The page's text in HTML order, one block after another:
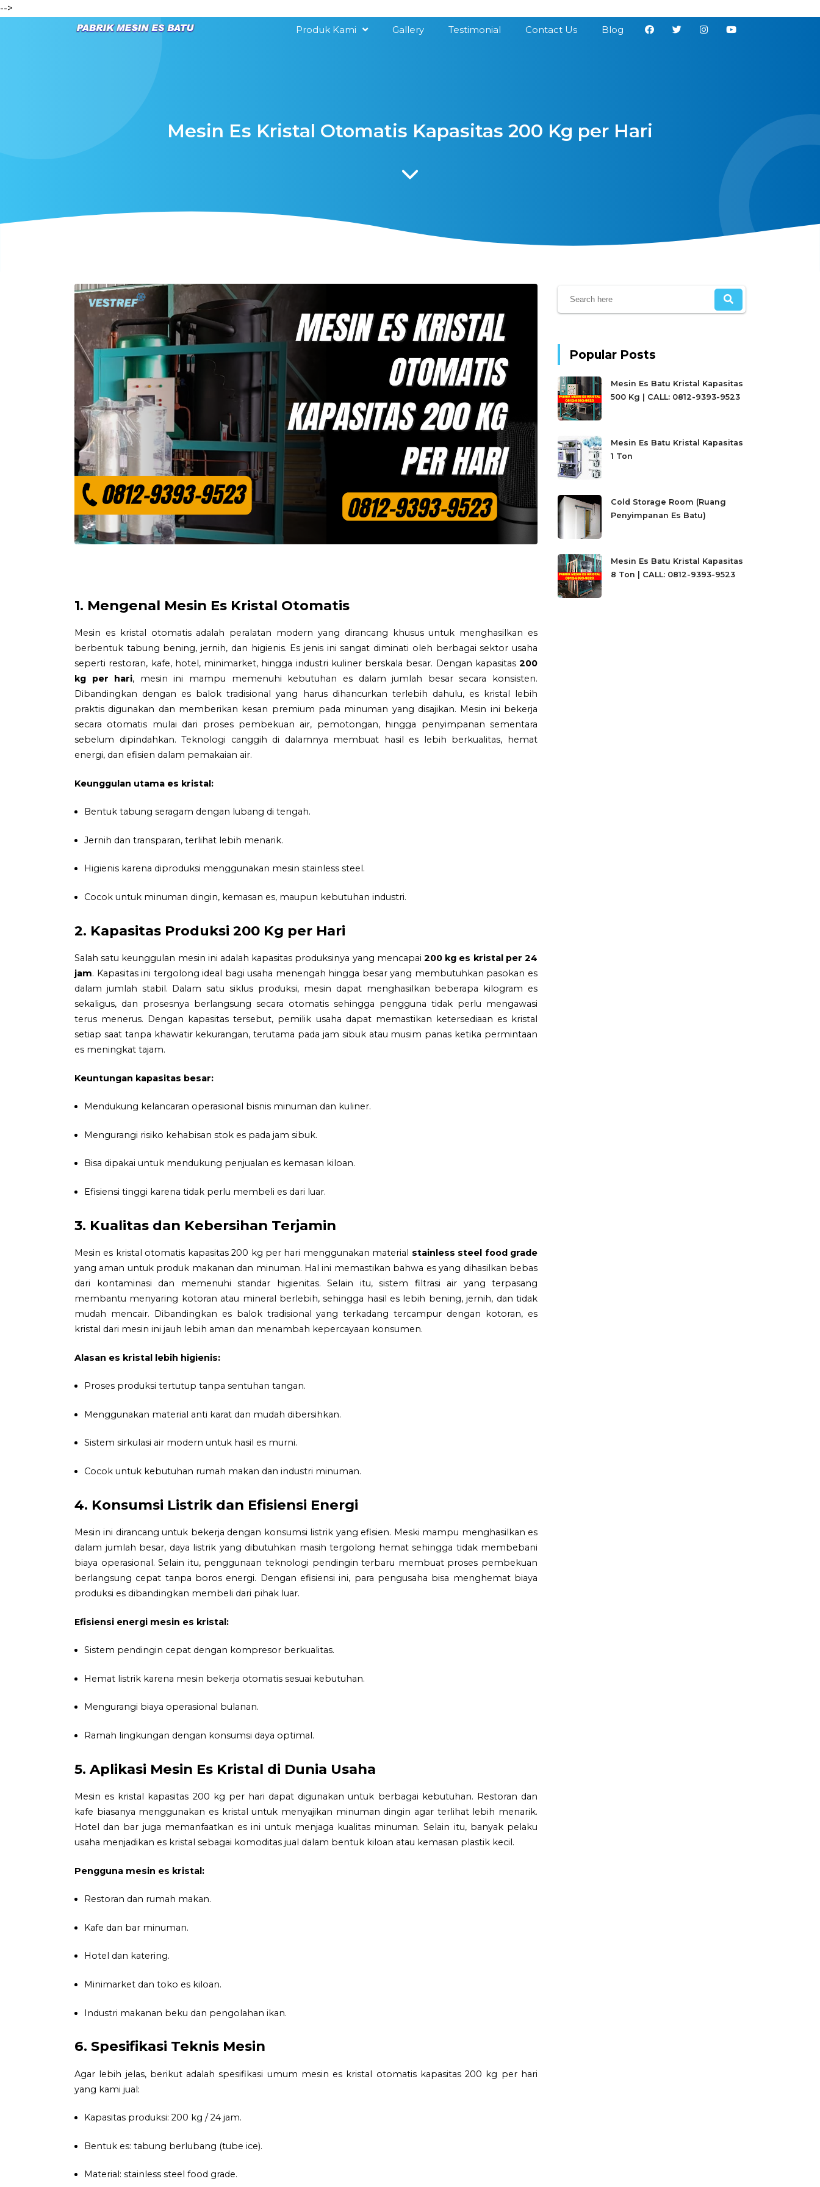
-->
Produk Kami
Gallery Testimonial Contact Us Blog
Mesin Es Kristal Otomatis Kapasitas 200 Kg per Hari
1. Mengenal Mesin Es Kristal Otomatis
Mesin es kristal otomatis adalah peralatan modern yang dirancang khusus untuk menghasilkan es
berbentuk tabung bening, jernih, dan higienis. Es jenis ini sangat diminati oleh berbagai sektor usaha
seperti restoran, kafe, hotel, minimarket, hingga industri kuliner berskala besar. Dengan kapasitas 200
kg per hari, mesin ini mampu memenuhi kebutuhan es dalam jumlah besar secara konsisten.
Dibandingkan dengan es balok tradisional yang harus dihancurkan terlebih dahulu, es kristal lebih
praktis digunakan dan memberikan kesan premium pada minuman yang disajikan. Mesin ini bekerja
secara otomatis mulai dari proses pembekuan air, pemotongan, hingga penyimpanan sementara
sebelum dipindahkan. Teknologi canggih di dalamnya membuat hasil es lebih berkualitas, hemat
energi, dan efisien dalam pemakaian air.
Keunggulan utama es kristal:
Bentuk tabung seragam dengan lubang di tengah.
Jernih dan transparan, terlihat lebih menarik.
Higienis karena diproduksi menggunakan mesin stainless steel.
Cocok untuk minuman dingin, kemasan es, maupun kebutuhan industri.
2. Kapasitas Produksi 200 Kg per Hari
Salah satu keunggulan mesin ini adalah kapasitas produksinya yang mencapai 200 kg es kristal per 24
jam. Kapasitas ini tergolong ideal bagi usaha menengah hingga besar yang membutuhkan pasokan es
dalam jumlah stabil. Dalam satu siklus produksi, mesin dapat menghasilkan beberapa kilogram es
sekaligus, dan prosesnya berlangsung secara otomatis sehingga pengguna tidak perlu mengawasi
terus menerus. Dengan kapasitas tersebut, pemilik usaha dapat memastikan ketersediaan es kristal
setiap saat tanpa khawatir kekurangan, terutama pada jam sibuk atau musim panas ketika permintaan
es meningkat tajam.
Keuntungan kapasitas besar:
Mendukung kelancaran operasional bisnis minuman dan kuliner.
Mengurangi risiko kehabisan stok es pada jam sibuk.
Bisa dipakai untuk mendukung penjualan es kemasan kiloan.
Efisiensi tinggi karena tidak perlu membeli es dari luar.
3. Kualitas dan Kebersihan Terjamin
Mesin es kristal otomatis kapasitas 200 kg per hari menggunakan material stainless steel food grade
yang aman untuk produk makanan dan minuman. Hal ini memastikan bahwa es yang dihasilkan bebas
dari kontaminasi dan memenuhi standar higienitas. Selain itu, sistem filtrasi air yang terpasang
membantu menyaring kotoran atau mineral berlebih, sehingga hasil es lebih bening, jernih, dan tidak
mudah mencair. Dibandingkan es balok tradisional yang terkadang tercampur dengan kotoran, es
kristal dari mesin ini jauh lebih aman dan menambah kepercayaan konsumen.
Alasan es kristal lebih higienis:
Proses produksi tertutup tanpa sentuhan tangan.
Menggunakan material anti karat dan mudah dibersihkan.
Sistem sirkulasi air modern untuk hasil es murni.
Cocok untuk kebutuhan rumah makan dan industri minuman.
4. Konsumsi Listrik dan Efisiensi Energi
Mesin ini dirancang untuk bekerja dengan konsumsi listrik yang efisien. Meski mampu menghasilkan es
dalam jumlah besar, daya listrik yang dibutuhkan masih tergolong hemat sehingga tidak membebani
biaya operasional. Selain itu, penggunaan teknologi pendingin terbaru membuat proses pembekuan
berlangsung cepat tanpa boros energi. Dengan efisiensi ini, para pengusaha bisa menghemat biaya
produksi es dibandingkan membeli dari pihak luar.
Efisiensi energi mesin es kristal:
Sistem pendingin cepat dengan kompresor berkualitas.
Hemat listrik karena mesin bekerja otomatis sesuai kebutuhan.
Mengurangi biaya operasional bulanan.
Ramah lingkungan dengan konsumsi daya optimal.
5. Aplikasi Mesin Es Kristal di Dunia Usaha
Mesin es kristal kapasitas 200 kg per hari dapat digunakan untuk berbagai kebutuhan. Restoran dan
kafe biasanya menggunakan es kristal untuk menyajikan minuman dingin agar terlihat lebih menarik.
Hotel dan bar juga memanfaatkan es ini untuk menjaga kualitas minuman. Selain itu, banyak pelaku
usaha menjadikan es kristal sebagai komoditas jual dalam bentuk kiloan atau kemasan plastik kecil.
Pengguna mesin es kristal:
Restoran dan rumah makan.
Kafe dan bar minuman.
Hotel dan katering.
Minimarket dan toko es kiloan.
Industri makanan beku dan pengolahan ikan.
6. Spesifikasi Teknis Mesin
Agar lebih jelas, berikut adalah spesifikasi umum mesin es kristal otomatis kapasitas 200 kg per hari
yang kami jual:
Kapasitas produksi: 200 kg / 24 jam.
Bentuk es: tabung berlubang (tube ice).
Material: stainless steel food grade.
Popular Posts
Mesin Es Batu Kristal Kapasitas
500 Kg | CALL: 0812-9393-9523
Mesin Es Batu Kristal Kapasitas
1 Ton
Cold Storage Room (Ruang
Penyimpanan Es Batu)
Mesin Es Batu Kristal Kapasitas
8 Ton | CALL: 0812-9393-9523